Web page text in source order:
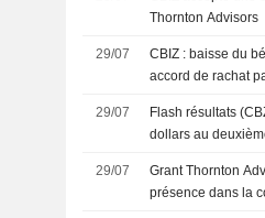
Thornton Advisors
29/07
CBIZ : baisse du
accord de rachat
29/07
Flash résultats
dollars au
29/07
Grant Thornton
présence dans la